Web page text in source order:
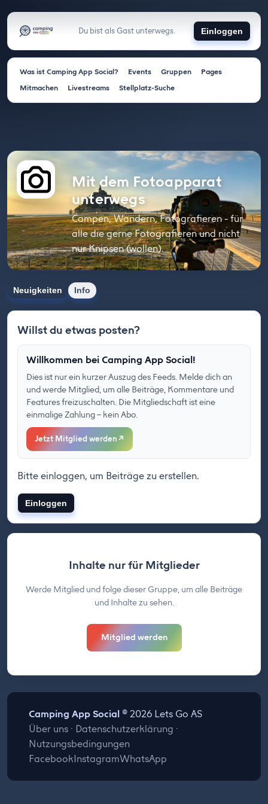
Du bist als Gast unterwegs. Einloggen
Was ist Camping App Social? Events Gruppen
Pages
Mitmachen
Livestreams Stellplatz-Suche
Mit dem Fotoapparat
unterwegs
Campen, Wandern, Fotografieren - für
alle die gerne Fotografieren und nicht
nur Knipsen (wollen).
Neuigkeiten Info
Willst du etwas posten?
Willkommen bei Camping App Social!
Dies ist nur ein kurzer Auszug des Feeds. Melde dich an
und werde Mitglied, um alle Beiträge, Kommentare und
Features freizuschalten. Die Mitgliedschaft ist eine
einmalige Zahlung – kein Abo.
Jetzt Mitglied werden ↗
Bitte einloggen, um Beiträge zu erstellen.
Einloggen
Inhalte nur für Mitglieder
Werde Mitglied und folge dieser Gruppe, um alle Beiträge
und Inhalte zu sehen.
Mitglied werden
Camping App Social© 2026 Lets Go AS
Über uns· Datenschutzerklärung ·
Nutzungsbedingungen
FacebookInstagramWhatsApp